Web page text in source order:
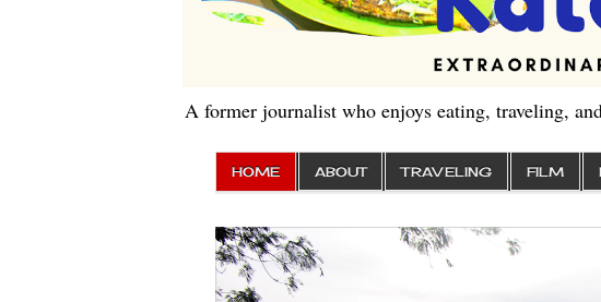
A former journalist who enjoys eating, traveling,
HOME ABOUT TRAVELING FILM